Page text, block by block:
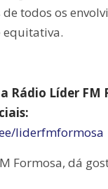
de todos os
equitativa.
Rádio Líder FM
liderfmformosa
Formosa, dá